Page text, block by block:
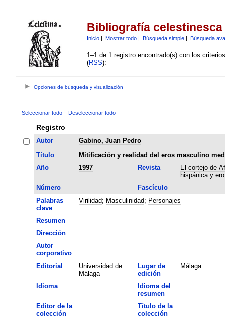
Bibliografía celestinesca
Inicio| Mostrar todo| Búsqueda simple| Búsqueda
1–1 de 1 registro encontrado(s) con los
(RSS):
Opciones de búsqueda y visualización
Seleccionar todo Deseleccionar todo
Registro
Autor
Gabino, Juan Pedro
Título
Mitificación y realidad del eros masculino
Año
1997 Revista
El cortejo de
hispánica y
Número
Fascículo
Palabras
clave
Virilidad; Masculinidad; Personajes
Resumen
Dirección
Autor
corporativo
Editorial
Universidad de
Málaga
Lugar de
edición
Málaga
Idioma
Idioma del
resumen
Editor de la
colección
Título de la
colección